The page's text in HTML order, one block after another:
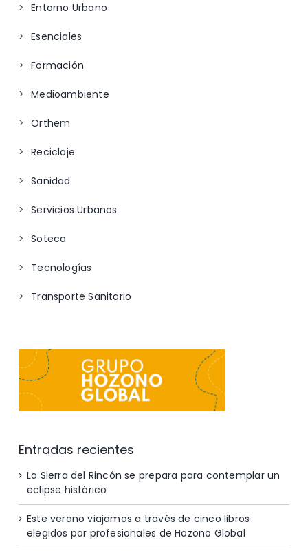
Entorno Urbano
Esenciales
Formación
Medioambiente
Orthem
Reciclaje
Sanidad
Servicios Urbanos
Soteca
Tecnologías
Transporte Sanitario
Entradas recientes
La Sierra del Rincón se prepara para contemplar un
eclipse histórico
Este verano viajamos a través de cinco libros
elegidos por profesionales de Hozono Global